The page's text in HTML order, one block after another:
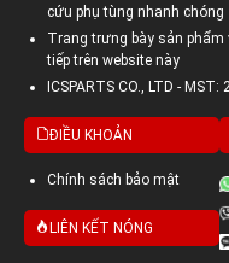
cứu phụ tùng nhanh chóng
Trang trưng bày sản
tiếp trên website này
ICSPARTS CO., LTD -
ĐIỀU KHOẢN
Chính sách bảo mật
LIÊN KẾT NÓNG